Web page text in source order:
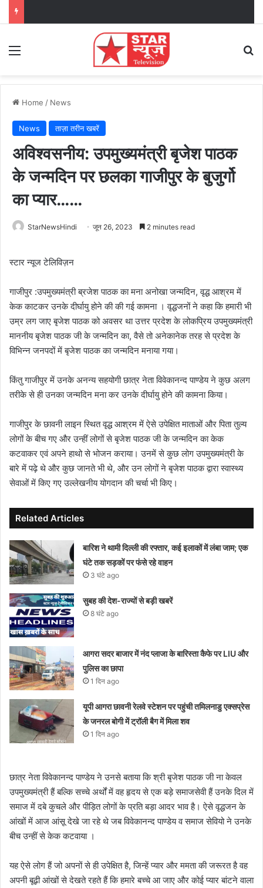
Menu
Home / News
News ताज़ा तरीन खबरें
अविश्वसनीय: उपमुख्यमंत्री बृजेश पाठक
के जन्मदिन पर छलका गाजीपुर के बुजुर्गो
का प्यार……
StarNewsHindi जून 26, 2023 2 minutes read
स्टार न्यूज टेलिविज़न
गाजीपुर :उपमुख्यमंत्री ब्रजेश पाठक का मना अनोखा जन्मदिन, वृद्ध आश्रम में
केक काटकर उनके दीर्घायु होने की की गई कामना । वृद्धजनों ने कहा कि हमारी भी
उम्र लग जाए बृजेश पाठक को अवसर था उत्तर प्रदेश के लोकप्रिय उपमुख्यमंत्री
माननीय बृजेश पाठक जी के जन्मदिन का, वैसे तो अनेकानेक तरह से प्रदेश के
विभिन्न जनपदों में बृजेश पाठक का जन्मदिन मनाया गया।
किंतु गाजीपुर में उनके अनन्य सहयोगी छात्र नेता विवेकानन्द पाण्डेय ने कुछ अलग
तरीके से ही उनका जन्मदिन मना कर उनके दीर्घायु होने की कामना किया।
गाजीपुर के छावनी लाइन स्थित वृद्ध आश्रम में ऐसे उपेक्षित माताओं और पिता तुल्य
लोगों के बीच गए और उन्हीं लोगों से बृजेश पाठक जी के जन्मदिन का केक
कटवाकर एवं अपने हाथो से भोजन कराया। उनमें से कुछ लोग उपमुख्यमंत्री के
बारे में पढ़े थे और कुछ जानते भी थे, और उन लोगों ने बृजेश पाठक द्वारा स्वास्थ्य
सेवाओं में किए गए उल्लेखनीय योगदान की चर्चा भी किए।
Related Articles
बारिश ने थामी दिल्ली की रफ्तार, कई इलाकों में लंबा जाम; एक
घंटे तक सड़कों पर फंसे रहे वाहन
3 घंटे ago
सुबह की देश-राज्यों से बड़ी खबरें
8 घंटे ago
आगरा सदर बाजार में नंद प्लाजा के बारिस्ता कैफे पर LIU और
पुलिस का छापा
1 दिन ago
यूपी आगरा छावनी रेलवे स्टेशन पर पहुंची तमिलनाडु एक्सप्रेस
के जनरल बोगी में ट्रॉली बैग में मिला शव
1 दिन ago
छात्र नेता विवेकानन्द पाण्डेय ने उनसे बताया कि श्री बृजेश पाठक जी ना केवल
उपमुख्यमंत्री हैं बल्कि सच्चे अर्थों में वह हृदय से एक बड़े समाजसेवी हैं उनके दिल में
समाज में दबे कुचले और पीड़ित लोगों के प्रति बड़ा आदर भाव है। ऐसे वृद्धजन के
आंखों में आज आंसू देखे जा रहे थे जब विवेकानन्द पाण्डेय व समाज सेवियो ने उनके
बीच उन्हीं से केक कटवाया ।
यह ऐसे लोग हैं जो अपनों से ही उपेक्षित है, जिन्हें प्यार और ममता की जरूरत है वह
अपनी बूढ़ी आंखों से देखते रहते हैं कि हमारे बच्चे आ जाए और कोई प्यार बांटने वाला